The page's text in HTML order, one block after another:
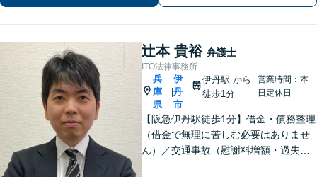
辻本 貴裕 弁護士
ITO法律事務所
兵
庫
県
伊
丹
市
伊丹駅から
徒歩1分
営業時間：本
日定休日
【阪急伊丹駅徒歩1分】借金・債務整理
（借金で無理に苦しむ必要はありませ
ん）／交通事故（慰謝料増額・過失割